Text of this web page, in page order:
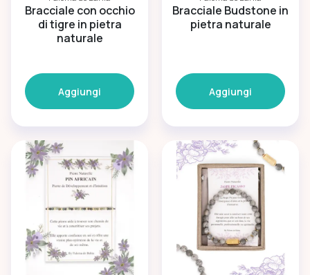
Bracciale con occhio
di tigre in pietra
naturale
Aggiungi
Bracciale Budstone in
pietra naturale
Aggiungi